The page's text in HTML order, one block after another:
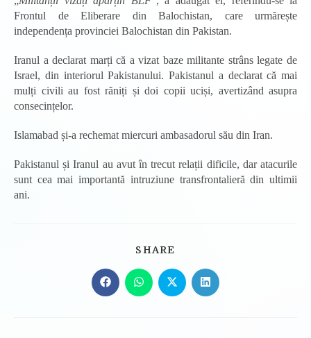
Frontul de Eliberare din Balochistan, care urmărește
independența provinciei Balochistan din Pakistan.
Iranul a declarat marți că a vizat baze militante strâns legate de
Israel, din interiorul Pakistanului. Pakistanul a declarat că mai
mulți civili au fost răniți și doi copii uciși, avertizând asupra
consecințelor.
Islamabad și-a rechemat miercuri ambasadorul său din Iran.
Pakistanul și Iranul au avut în trecut relații dificile, dar atacurile
sunt cea mai importantă intruziune transfrontalieră din ultimii
ani.
SHARE
CONTENT
Opens
in
Opens
in
Opens
in
Opens
in